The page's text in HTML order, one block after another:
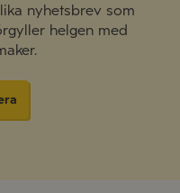
nyhetsbrev som
helgen med